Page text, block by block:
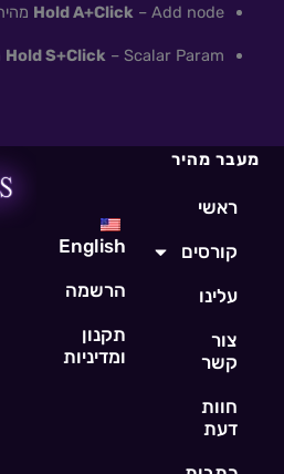
Hold A+Click – Add node מהיר
Hold S+Click – Scalar Param מהיר
מעבר מהיר
ראשי
קורסים
עלינו
צור
קשר
חוות
דעת
English
הרשמה
תקנון
ומדיניות